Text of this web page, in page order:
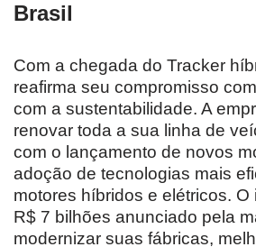
Brasil
Com a chegada do Tracker
reafirma seu compromisso
com a sustentabilidade. A
renovar toda a sua linha de
com o lançamento de novos
adoção de tecnologias mais
motores híbridos e elétricos. O
R$ 7 bilhões anunciado pela
modernizar suas fábricas,